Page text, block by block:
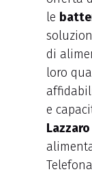
le
di
loro
e
Lazzaro